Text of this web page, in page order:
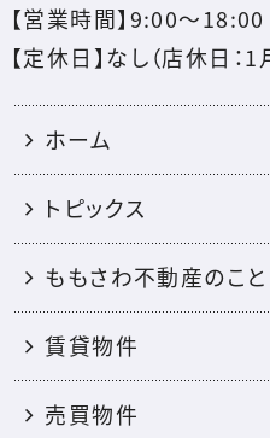
【営業時間】9:00～18:00
【定休日】なし（店休日：1
ホーム
トピックス
ももさわ不動産のこと
賃貸物件
売買物件